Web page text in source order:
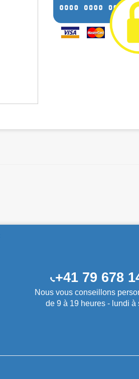
+41 79 678
Nous vous conseillons
de 9 à 19 heures - lundi à